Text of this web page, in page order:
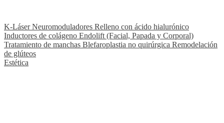
K-LáserNeuromoduladores Relleno con ácido hialurónico
Inductores de colágeno Endolift (Facial, Papada y Corporal)
Tratamiento de manchas Blefaroplastia no quirúrgica Remodelación
de glúteos
Estética